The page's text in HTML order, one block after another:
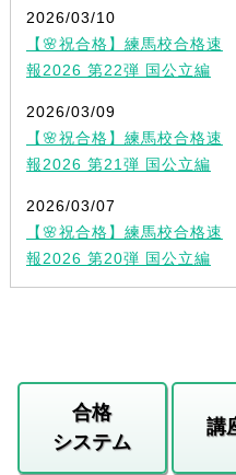
2026/03/10
【🌸祝合格】練馬校合格速
報2026 第22弾 国公立編
2026/03/09
【🌸祝合格】練馬校合格速
報2026 第21弾 国公立編
2026/03/07
【🌸祝合格】練馬校合格速
報2026 第20弾 国公立編
合格
システム
講